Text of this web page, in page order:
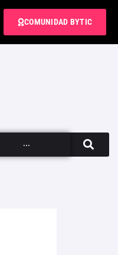
COMUNIDAD BYTIC
···